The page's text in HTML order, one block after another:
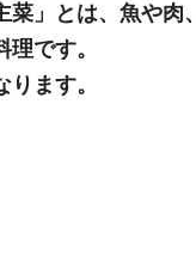
菜」とは、魚や肉
です。
ます。